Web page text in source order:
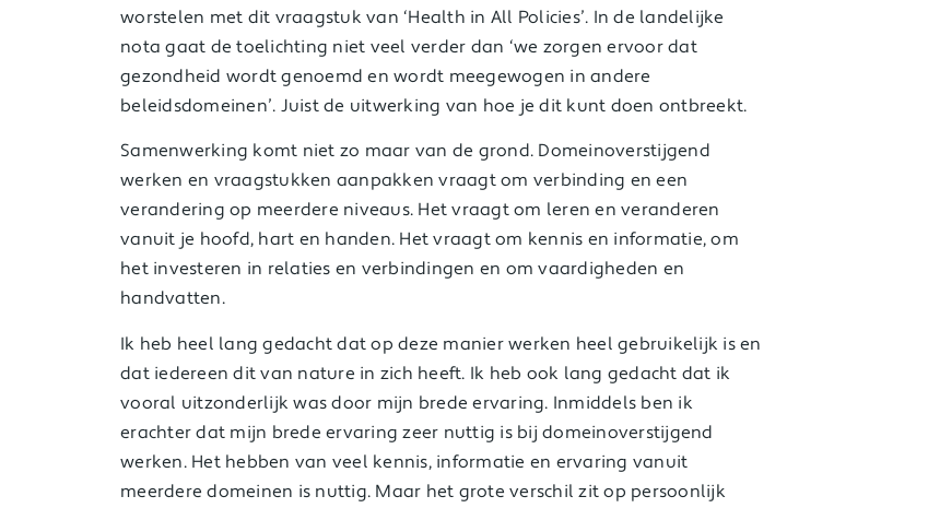
worstelen met dit vraagstuk van ‘Health in All Policies’. In de landelijke
nota gaat de toelichting niet veel verder dan ‘we zorgen ervoor dat
gezondheid wordt genoemd en wordt meegewogen in andere
beleidsdomeinen’. Juist de uitwerking van hoe je dit kunt doen ontbreekt.
Samenwerking komt niet zo maar van de grond. Domeinoverstijgend
werken en vraagstukken aanpakken vraagt om verbinding en een
verandering op meerdere niveaus. Het vraagt om leren en veranderen
vanuit je hoofd, hart en handen. Het vraagt om kennis en informatie, om
het investeren in relaties en verbindingen en om vaardigheden en
handvatten.
Ik heb heel lang gedacht dat op deze manier werken heel gebruikelijk is en
dat iedereen dit van nature in zich heeft. Ik heb ook lang gedacht dat ik
vooral uitzonderlijk was door mijn brede ervaring. Inmiddels ben ik
erachter dat mijn brede ervaring zeer nuttig is bij domeinoverstijgend
werken. Het hebben van veel kennis, informatie en ervaring vanuit
meerdere domeinen is nuttig. Maar het grote verschil zit op persoonlijk